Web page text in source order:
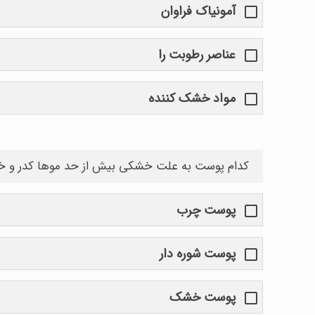
آمونیاک فراوان
عناصر رطوبت را
مواد خشک کننده
کدام پوست به علت خشکی بیش از حد موها کدر و
پوست چرب
پوست شوره دار
پوست خشک